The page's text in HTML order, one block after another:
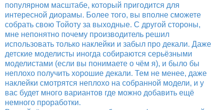
популярном масштабе, который пригодится для
интересной диорамы. Более того, вы вполне сможете
собрать свою Тойоту за выходные. С другой стороны,
мне непонятно почему производитель решил
использовать только наклейки и забыл про декали. Даже
детские моделисты иногда собираются серьёзными
моделистами (если вы понимаете о чём я), и было бы
неплохо получить хорошие декали. Тем не менее, даже
наклейки смотрятся неплохо на собранной модели, и у
вас будет много вариантов где можно добавить ещё
немного проработки.